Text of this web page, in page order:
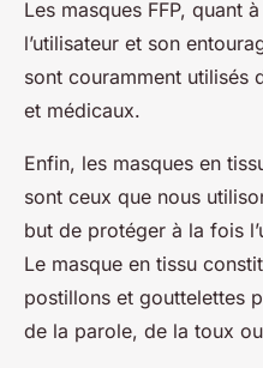
Les masques FFP, quant
l’utilisateur et son
sont couramment utilisés
et médicaux.
Enfin, les masques en
sont ceux que nous
but de protéger à la fois
Le masque en tissu
postillons et gouttelettes
de la parole, de la toux ou